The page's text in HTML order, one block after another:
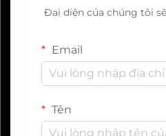
Đại diện của chúng tôi
Email
Tên